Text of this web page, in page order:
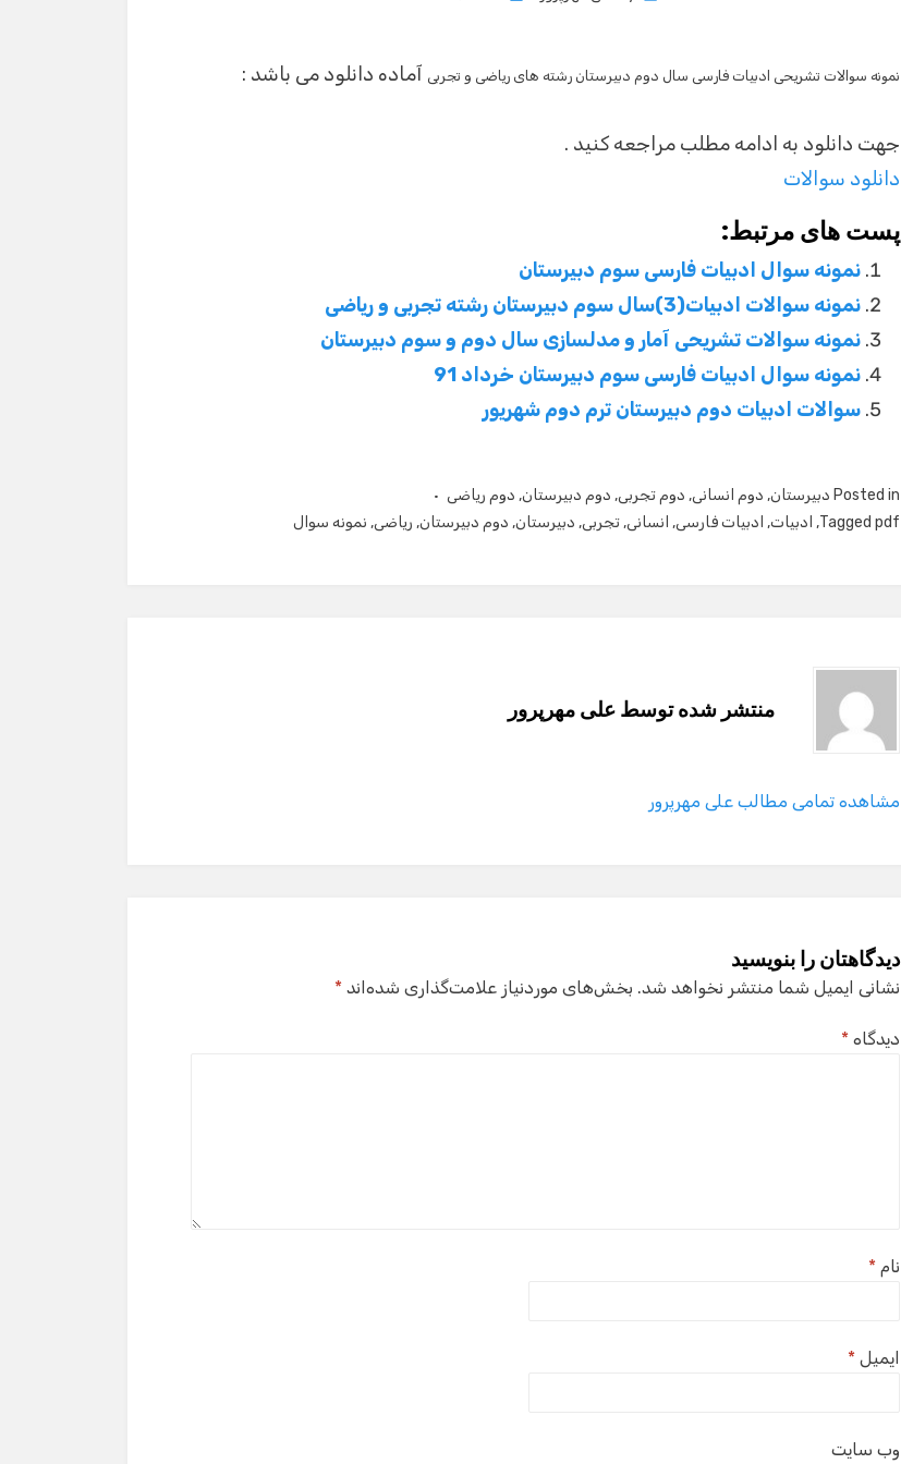
نمونه سوالات تشریحی ادبیات فارسی سال دوم دبیرستان رشته های ریاضی و تجربی آماده دانلود می باشد :
جهت دانلود به ادامه مطلب مراجعه کنید .
دانلود سوالات
پست های مرتبط:
نمونه سوال ادبیات فارسی سوم دبیرستان
نمونه سوالات ادبیات(3)سال سوم دبیرستان رشته تجربی و ریاضی
نمونه سوالات تشریحی آمار و مدلسازی سال دوم و سوم دبیرستان
نمونه سوال ادبیات فارسی سوم دبیرستان خرداد 91
سوالات ادبیات دوم دبیرستان ترم دوم شهریور
Posted in دبیرستان, دوم انسانی, دوم تجربی, دوم دبیرستان, دوم ریاضی
Tagged pdf
, ادبیات, ادبیات فارسی, انسانی,تجربی, دبیرستان, دوم دبیرستان, ریاضی, نمونه سوال
منتشر شده توسطعلی مهرپرور
مشاهده تمامی مطالب علی مهرپرور
دیدگاهتان را بنویسید
نشانی ایمیل شما منتشر نخواهد شد. بخش‌های موردنیاز علامت‌گذاری شده‌اند*
دیدگاه*
نام*
ایمیل*
وب‌ سایت